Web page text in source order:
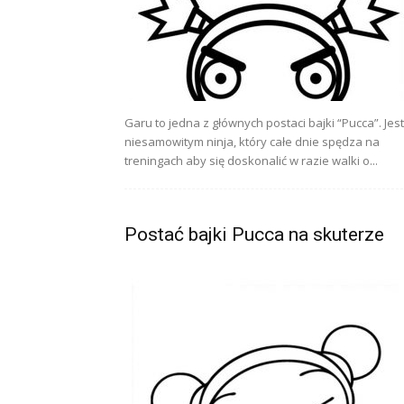
Garu to jedna z głównych postaci bajki “Pucca”. Jest
niesamowitym ninja, który całe dnie spędza na
treningach aby się doskonalić w razie walki o...
Postać bajki Pucca na skuterze